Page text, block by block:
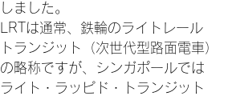
しました。
LRTは通常、鉄輪のライトレール
トランジット（次世代型路面電車）
の略称ですが、シンガポールでは
ライト・ラッピド・トランジット